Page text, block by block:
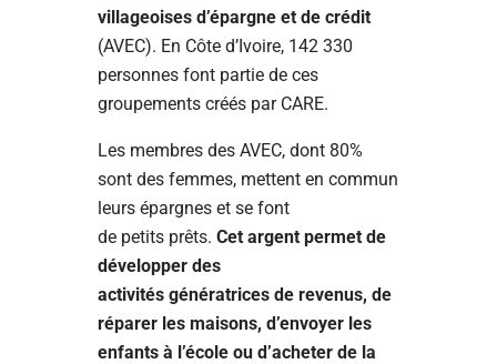
villageoises d’épargne et de crédit
(AVEC). En Côte d’Ivoire, 142 330
personnes font partie de ces
groupements créés par CARE.
Les membres des AVEC, dont 80%
sont des femmes, mettent en commun
leurs épargnes et se font
de petits prêts. Cet argent permet de
développer des
activités génératrices de revenus, de
réparer les maisons, d’envoyer les
enfants à l’école ou d’acheter de la